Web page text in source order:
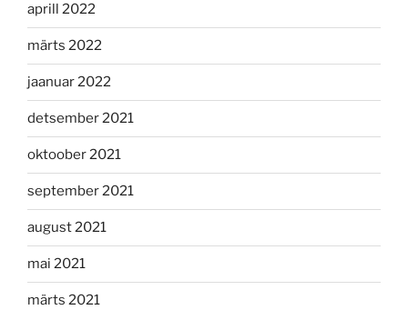
aprill 2022
märts 2022
jaanuar 2022
detsember 2021
oktoober 2021
september 2021
august 2021
mai 2021
märts 2021